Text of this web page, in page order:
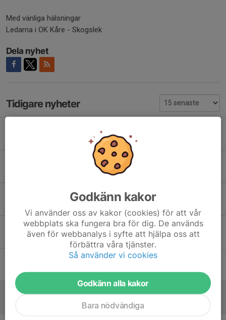
Med vänliga hälsningar
Ledarna i OK Kåre - Skogslek
Dela nyhet
Tidigare nyheter
0
Kontrolljägarna HT 2025
Kartkul hösten 2024
Kartkul våren 2024
22 apr 2024 0
Halloweenorientering inställd!
3 nov 2023 0
Halloweenorientering 3/11
0
Godkänn kakor
Vi använder oss av kakor (cookies) för att vår
webbplats ska fungera bra för dig. De används
även för webbanalys i syfte att hjälpa oss att
förbättra våra tjänster.
Så använder vi cookies
Godkänn alla kakor
Bara nödvändiga